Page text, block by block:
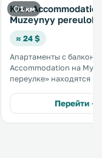
1 км
Kiev
Muzeynyy pereulok
≈ 24 $
Апартаменты с
Accommodation на
переулке» находятся в
900 метрах от
златоверхого монастыря. В
апартаментах
Перейти →